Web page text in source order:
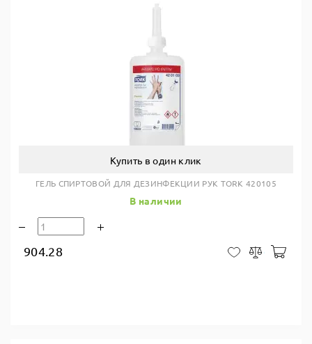
Купить в один клик
ГЕЛЬ СПИРТОВОЙ ДЛЯ ДЕЗИНФЕКЦИИ РУК TORK 420105
В наличии
904.28 В закладки
Сравнить